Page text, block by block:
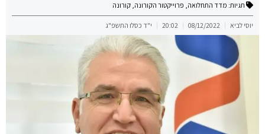
תגיות: מדד התחלואה, פרוייקטור הקורונה, קורונה
יוסי לביא 08/12/2022
20:02 י"ד כסלו התשפ"ג